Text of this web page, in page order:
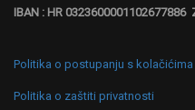
IBAN : HR 0323600001102677886
Politika o postupanju s
Politika o zaštiti privatnosti